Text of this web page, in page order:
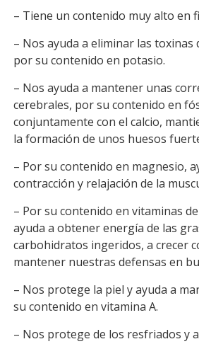
– Tiene un contenido muy alto en
– Nos ayuda a eliminar las
por su contenido en potasio.
– Nos ayuda a mantener unas
cerebrales, por su contenido en
conjuntamente con el calcio,
la formación de unos huesos
– Por su contenido en magnesio,
contracción y relajación de la
– Por su contenido en vitaminas
ayuda a obtener energía de las
carbohidratos ingeridos, a crecer
mantener nuestras defensas en
– Nos protege la piel y ayuda a
su contenido en vitamina A.
– Nos protege de los resfriados y